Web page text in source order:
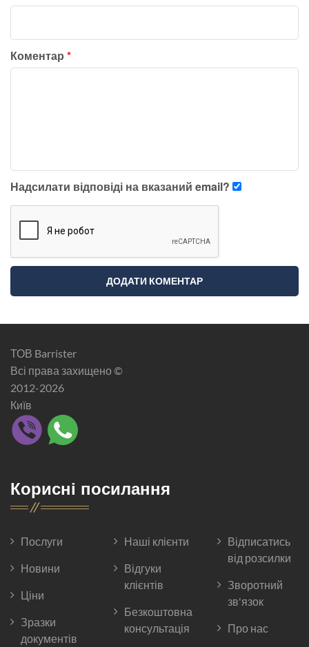
Коментар *
Надсилати відповіді на вказаний email?
ТОВ Barrister
Всі права захищено ©
2012-2026
Київ
Корисні посилання
Послуги
Новини
Ціни
Зразки
документів
Наші клієнти
Відгуки
клієнтів
Безкоштовна
консультація
Відписатись
від розсилки
Зворотний
зв'язок
Про нас